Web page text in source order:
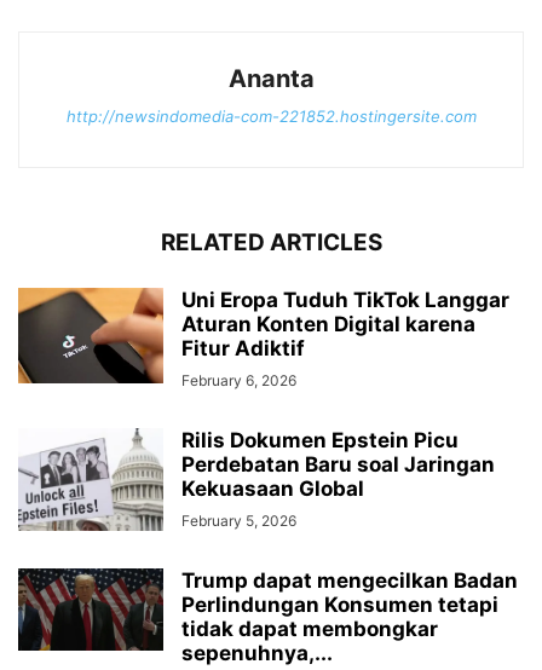
Ananta
http://newsindomedia-com-221852.hostingersite.com
RELATED ARTICLES
Uni Eropa Tuduh TikTok Langgar
Aturan Konten Digital karena
Fitur Adiktif
February 6, 2026
Rilis Dokumen Epstein Picu
Perdebatan Baru soal Jaringan
Kekuasaan Global
February 5, 2026
Trump dapat mengecilkan Badan
Perlindungan Konsumen tetapi
tidak dapat membongkar
sepenuhnya,...